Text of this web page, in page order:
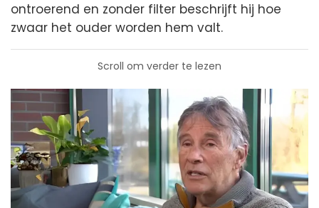
ontroerend en zonder filter beschrijft hij hoe
zwaar het ouder worden hem valt.
Scroll om verder te lezen